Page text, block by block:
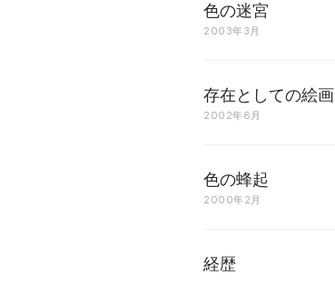
色の迷宮
2003年3月
存在としての絵画
2002年8月
色の蜂起
2000年2月
経歴